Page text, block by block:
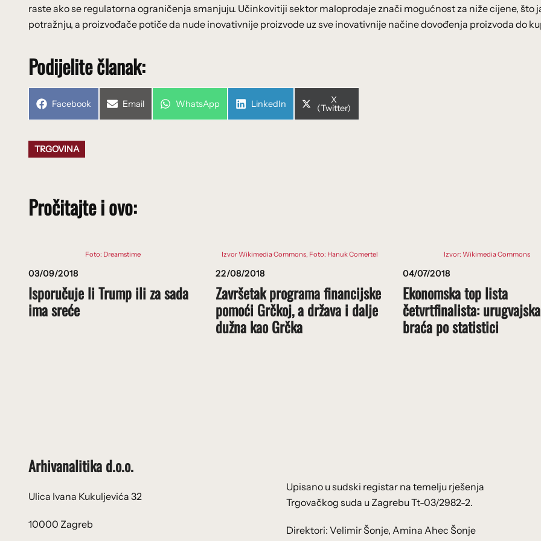
raste ako se regulatorna ograničenja smanjuju. Učinkovitiji sektor maloprodaje znači mogućnost za niže cijene, što
potražnju, a proizvođače potiče da nude inovativnije proizvode uz sve inovativnije načine dovođenja proizvoda do
Podijelite članak:
Share
Facebook Share
Email Share
WhatsApp Share
LinkedIn Share
on
X
(Twitter)
TRGOVINA
Pročitajte i ovo:
Foto: Dreamstime
03/09/2018
Isporučuje li Trump ili za sada
ima sreće
Izvor Wikimedia Commons, Foto: Hanuk Comertel
22/08/2018
Završetak programa financijske
pomoći Grčkoj, a država i dalje
dužna kao Grčka
Izvor: Wikimedia Commons
04/07/2018
Ekonomska top lista
četvrtfinalista: urugvajska
braća po statistici
Arhivanalitika d.o.o.
Ulica Ivana Kukuljevića 32
10000 Zagreb
Upisano u sudski registar na temelju rješenja
Trgovačkog suda u Zagrebu Tt-03/2982-2.
Direktori: Velimir Šonje, Amina Ahec Šonje